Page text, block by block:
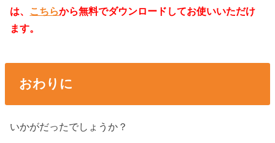
は、 こちらから無料でダウンロードしてお使いいただけ
ます。
おわりに
いかがだったでしょうか？